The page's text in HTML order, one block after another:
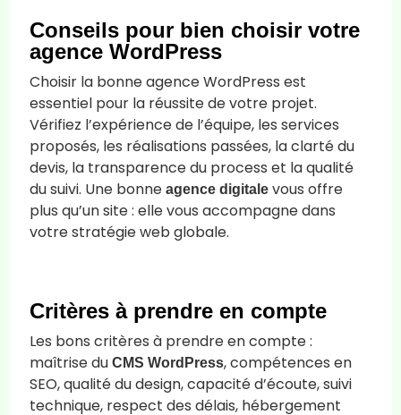
Conseils pour bien choisir votre
agence WordPress
Choisir la bonne agence WordPress est
essentiel pour la réussite de votre projet.
Vérifiez l’expérience de l’équipe, les services
proposés, les réalisations passées, la clarté du
devis, la transparence du process et la qualité
du suivi. Une bonne agence digitale vous offre
plus qu’un site : elle vous accompagne dans
votre stratégie web globale.
Critères à prendre en compte
Les bons critères à prendre en compte :
maîtrise du CMS WordPress, compétences en
SEO, qualité du design, capacité d’écoute, suivi
technique, respect des délais, hébergement